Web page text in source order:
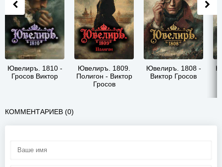
Ювелиръ. 1810 -
Гросов Виктор
Ювелиръ. 1809.
Полигон - Виктор
Гросов
Ювелиръ. 1808 -
Виктор Гросов
КОММЕНТАРИЕВ (0)